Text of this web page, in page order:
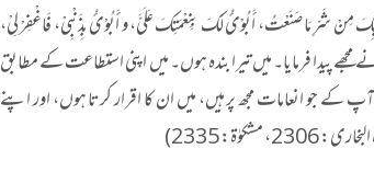
مِنْ شَرِّ مَا صَنَعْتُ، أَبُوْئُ لَکَ بِنِعْمَتِکَ عَلَیَّ، و أَبُوْئُ بِذَنْبِیْ، فَاغْفِرْ لِیْ،
پیدا فرمایا۔ میں تیرا بندہ ہوں۔ میں اپنی استطاعت کے مطابق
جو انعامات مجھ پر ہیں، میں ان کا اقرار کرتا ہوں، اور اپنے
2335)